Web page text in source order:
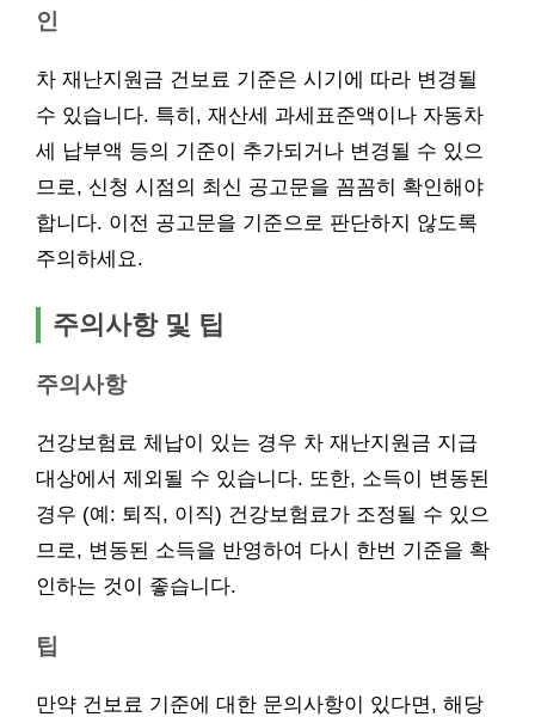
인
차 재난지원금 건보료 기준은 시기에 따라 변경될
수 있습니다. 특히, 재산세 과세표준액이나 자동차
세 납부액 등의 기준이 추가되거나 변경될 수 있으
므로, 신청 시점의 최신 공고문을 꼼꼼히 확인해야
합니다. 이전 공고문을 기준으로 판단하지 않도록
주의하세요.
주의사항 및 팁
주의사항
건강보험료 체납이 있는 경우 차 재난지원금 지급
대상에서 제외될 수 있습니다. 또한, 소득이 변동된
경우 (예: 퇴직, 이직) 건강보험료가 조정될 수 있으
므로, 변동된 소득을 반영하여 다시 한번 기준을 확
인하는 것이 좋습니다.
팁
만약 건보료 기준에 대한 문의사항이 있다면, 해당